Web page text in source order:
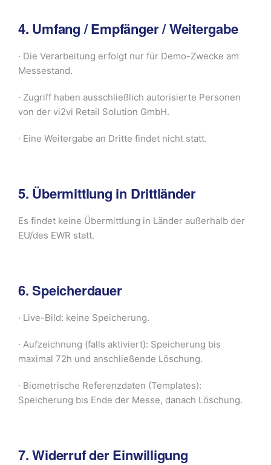
4. Umfang / Empfänger / Weitergabe
· Die Verarbeitung erfolgt nur für Demo-Zwecke am
Messestand.
· Zugriff haben ausschließlich autorisierte Personen
von der vi2vi Retail Solution GmbH.
· Eine Weitergabe an Dritte findet nicht statt.
5. Übermittlung in Drittländer
Es findet keine Übermittlung in Länder außerhalb der
EU/des EWR statt.
6. Speicherdauer
· Live-Bild: keine Speicherung.
· Aufzeichnung (falls aktiviert): Speicherung bis
maximal 72h und anschließende Löschung.
· Biometrische Referenzdaten (Templates):
Speicherung bis Ende der Messe, danach Löschung.
7. Widerruf der Einwilligung